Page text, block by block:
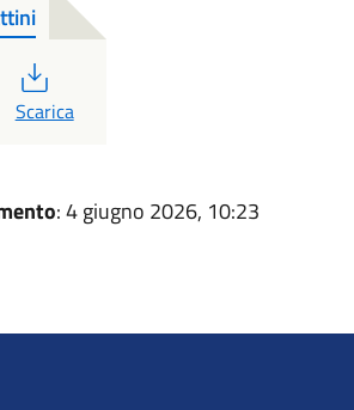
PDF
Scarica
: 4 giugno 2026, 10:23